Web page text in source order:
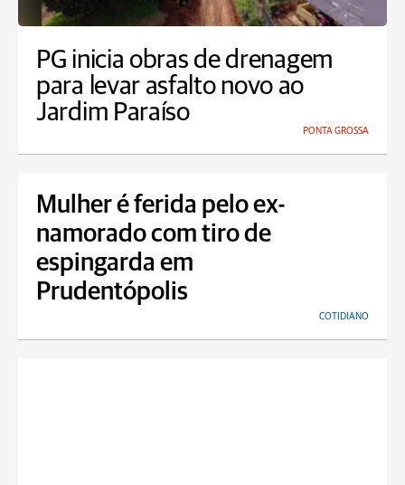
PG inicia obras de drenagem
para levar asfalto novo ao
Jardim Paraíso
PONTA GROSSA
Mulher é ferida pelo ex-
namorado com tiro de
espingarda em
Prudentópolis
COTIDIANO